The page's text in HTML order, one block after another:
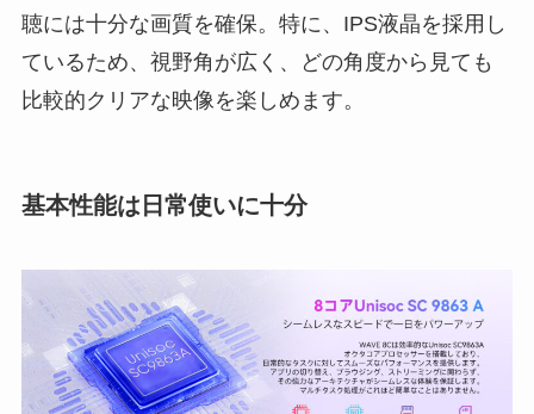
聴には十分な画質を確保。特に、IPS液晶を採用し
ているため、視野角が広く、どの角度から見ても
比較的クリアな映像を楽しめます。
基本性能は日常使いに十分